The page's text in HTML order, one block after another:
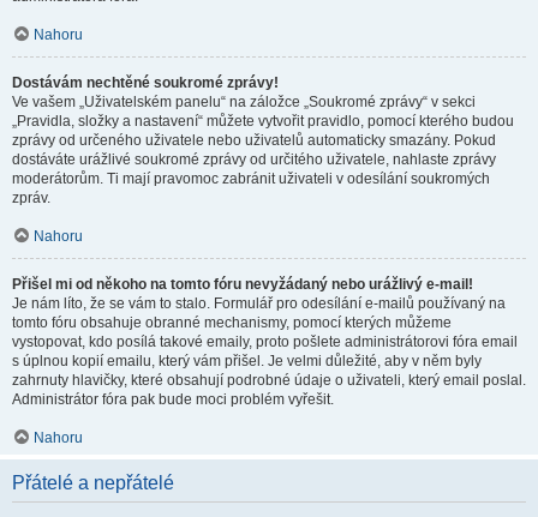
Nahoru
Dostávám nechtěné soukromé zprávy!
Ve vašem „Uživatelském panelu“ na záložce „Soukromé zprávy“ v sekci
„Pravidla, složky a nastavení“ můžete vytvořit pravidlo, pomocí kterého budou
zprávy od určeného uživatele nebo uživatelů automaticky smazány. Pokud
dostáváte urážlivé soukromé zprávy od určitého uživatele, nahlaste zprávy
moderátorům. Ti mají pravomoc zabránit uživateli v odesílání soukromých
zpráv.
Nahoru
Přišel mi od někoho na tomto fóru nevyžádaný nebo urážlivý e-mail!
Je nám líto, že se vám to stalo. Formulář pro odesílání e-mailů používaný na
tomto fóru obsahuje obranné mechanismy, pomocí kterých můžeme
vystopovat, kdo posílá takové emaily, proto pošlete administrátorovi fóra email
s úplnou kopií emailu, který vám přišel. Je velmi důležité, aby v něm byly
zahrnuty hlavičky, které obsahují podrobné údaje o uživateli, který email poslal.
Administrátor fóra pak bude moci problém vyřešit.
Nahoru
Přátelé a nepřátelé